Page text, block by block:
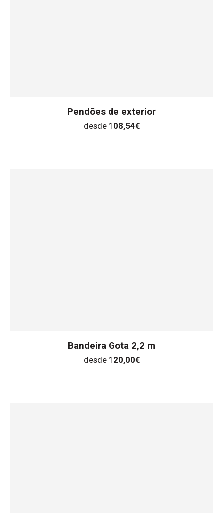
Pendões de exterior
desde 108,54€
Bandeira Gota 2,2 m
desde 120,00€